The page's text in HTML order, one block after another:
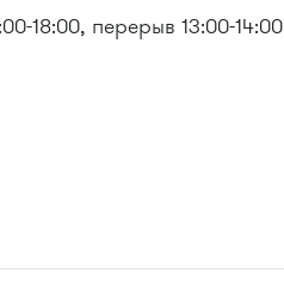
18:00, перерыв 13:00-14:00